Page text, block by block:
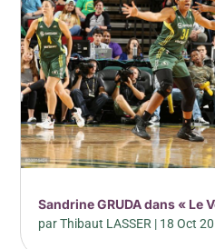
Sandrine GRUDA dans « Le
parThibaut LASSER | 18 Oct